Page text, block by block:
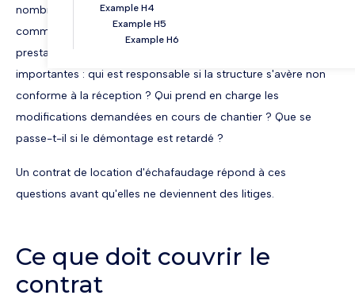
nombreux donneurs d'ordres se contentent d'un bon de
commande ou d'un devis signé pour encadrer cette
prestation. Cette approche laisse des zones d'ombre
importantes : qui est responsable si la structure s'avère non
conforme à la réception ? Qui prend en charge les
modifications demandées en cours de chantier ? Que se
passe-t-il si le démontage est retardé ?
Un contrat de location d'échafaudage répond à ces
questions avant qu'elles ne deviennent des litiges.
Ce que doit couvrir le
contrat
Example H4
Example H5
Example H6